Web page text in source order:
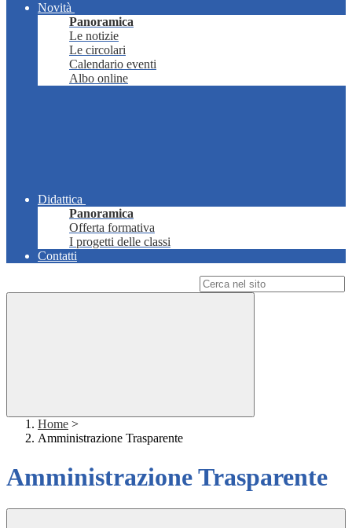
Novità
Panoramica
Le notizie
Le circolari
Calendario eventi
Albo online
Didattica
Panoramica
Offerta formativa
I progetti delle classi
Contatti
Home >
Amministrazione Trasparente
Amministrazione Trasparente